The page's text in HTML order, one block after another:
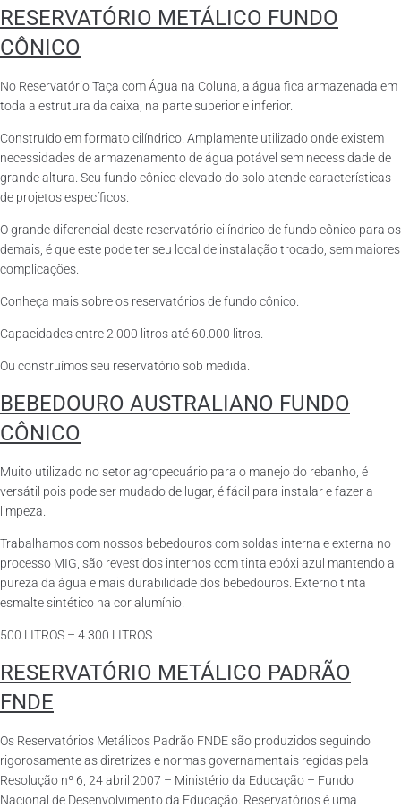
RESERVATÓRIO METÁLICO FUNDO
CÔNICO
No Reservatório Taça com Água na Coluna, a água fica armazenada em
toda a estrutura da caixa, na parte superior e inferior.
Construído em formato cilíndrico. Amplamente utilizado onde existem
necessidades de armazenamento de água potável sem necessidade de
grande altura. Seu fundo cônico elevado do solo atende características
de projetos específicos.
O grande diferencial deste reservatório cilíndrico de fundo cônico para os
demais, é que este pode ter seu local de instalação trocado, sem maiores
complicações.
Conheça mais sobre os reservatórios de fundo cônico.
Capacidades entre 2.000 litros até 60.000 litros.
Ou construímos seu reservatório sob medida.
BEBEDOURO AUSTRALIANO FUNDO
CÔNICO
Muito utilizado no setor agropecuário para o manejo do rebanho, é
versátil pois pode ser mudado de lugar, é fácil para instalar e fazer a
limpeza.
Trabalhamos com nossos bebedouros com soldas interna e externa no
processo MIG, são revestidos internos com tinta epóxi azul mantendo a
pureza da água e mais durabilidade dos bebedouros. Externo tinta
esmalte sintético na cor alumínio.
500 LITROS – 4.300 LITROS
RESERVATÓRIO METÁLICO PADRÃO
FNDE
Os Reservatórios Metálicos Padrão FNDE são produzidos seguindo
rigorosamente as diretrizes e normas governamentais regidas pela
Resolução nº 6, 24 abril 2007 – Ministério da Educação – Fundo
Nacional de Desenvolvimento da Educação. Reservatórios é uma